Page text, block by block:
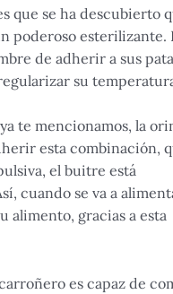
que se ha descubierto
poderoso
de adherir a sus
su
te mencionamos, la
esta combinación,
el buitre está
cuando se va a
alimento, gracias a esta
es capaz de